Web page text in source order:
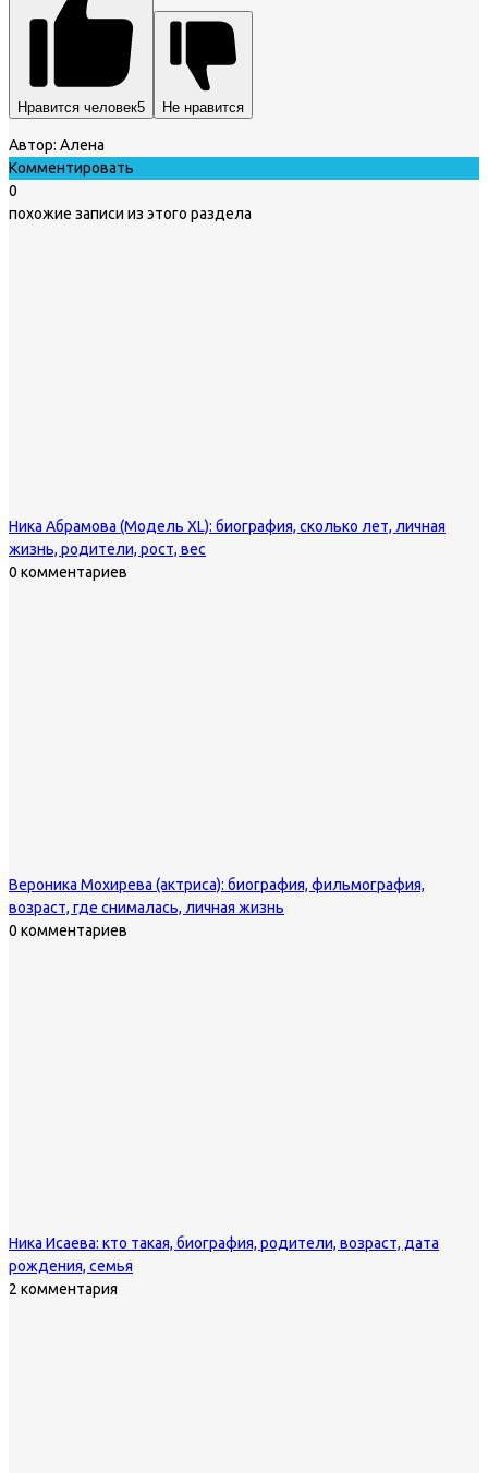
Нравится человек5 Не нравится
Автор: Алена
Комментировать
0
похожие записи из этого раздела
Ника Абрамова (Модель XL): биография, сколько лет, личная
жизнь, родители, рост, вес
0 комментариев
Вероника Мохирева (актриса): биография, фильмография,
возраст, где снималась, личная жизнь
0 комментариев
Ника Исаева: кто такая, биография, родители, возраст, дата
рождения, семья
2 комментария